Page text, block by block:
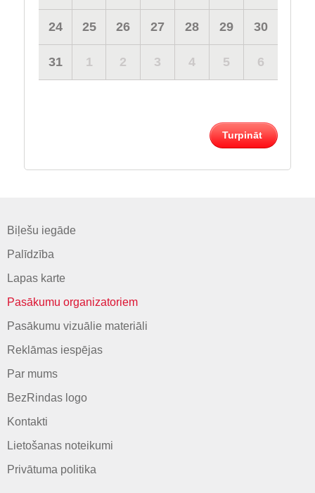
24 25 26 27 28 29 30
31 1 2 3 4 5 6
Turpināt
Biļešu iegāde
Palīdzība
Lapas karte
Pasākumu organizatoriem
Pasākumu vizuālie materiāli
Reklāmas iespējas
Par mums
BezRindas logo
Kontakti
Lietošanas noteikumi
Privātuma politika